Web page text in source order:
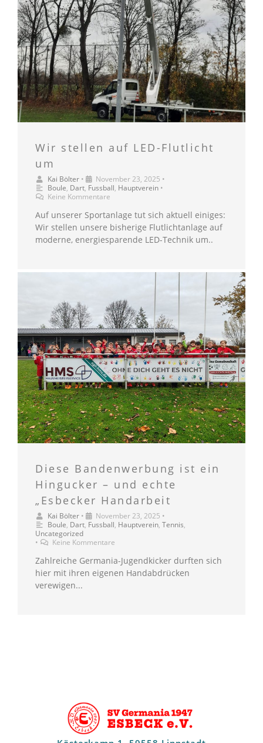
Wir stellen auf LED-Flutlicht
um
Kai Bölter • November 23, 2025 •
Boule, Dart, Fussball, Hauptverein •
Keine Kommentare
Auf unserer Sportanlage tut sich aktuell einiges:
Wir stellen unsere bisherige Flutlichtanlage auf
moderne, energiesparende LED-Technik um..
Diese Bandenwerbung ist ein
Hingucker – und echte
„Esbecker Handarbeit
Kai Bölter • November 23, 2025 •
Boule, Dart, Fussball, Hauptverein, Tennis,
Uncategorized
•
Keine Kommentare
Zahlreiche Germania-Jugendkicker durften sich
hier mit ihren eigenen Handabdrücken
verewigen...